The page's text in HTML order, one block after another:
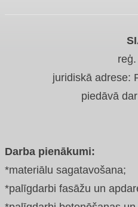
juridiskā adrese:
piedāvā
Darba pienākumi:
*materiālu sagatavošana;
*palīgdarbi fasāžu un